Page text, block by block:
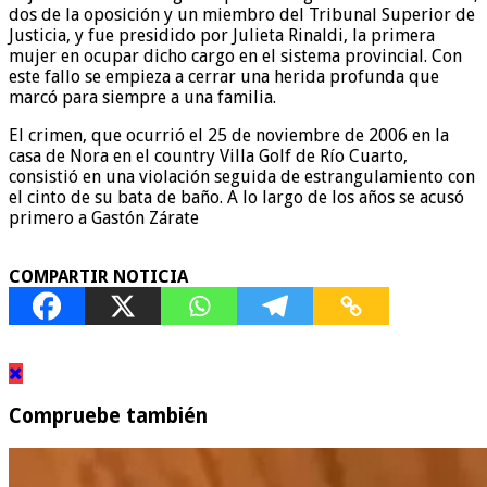
dos de la oposición y un miembro del Tribunal Superior de
Justicia, y fue presidido por Julieta Rinaldi, la primera
mujer en ocupar dicho cargo en el sistema provincial. Con
este fallo se empieza a cerrar una herida profunda que
marcó para siempre a una familia.
El crimen, que ocurrió el 25 de noviembre de 2006 en la
casa de Nora en el country Villa Golf de Río Cuarto,
consistió en una violación seguida de estrangulamiento con
el cinto de su bata de baño. A lo largo de los años se acusó
primero a Gastón Zárate
COMPARTIR NOTICIA
Compruebe también